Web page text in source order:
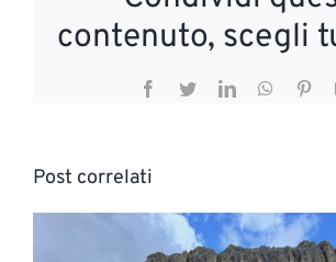
contenuto, scegli
Facebook
TwitterLinkedIn
Post correlati